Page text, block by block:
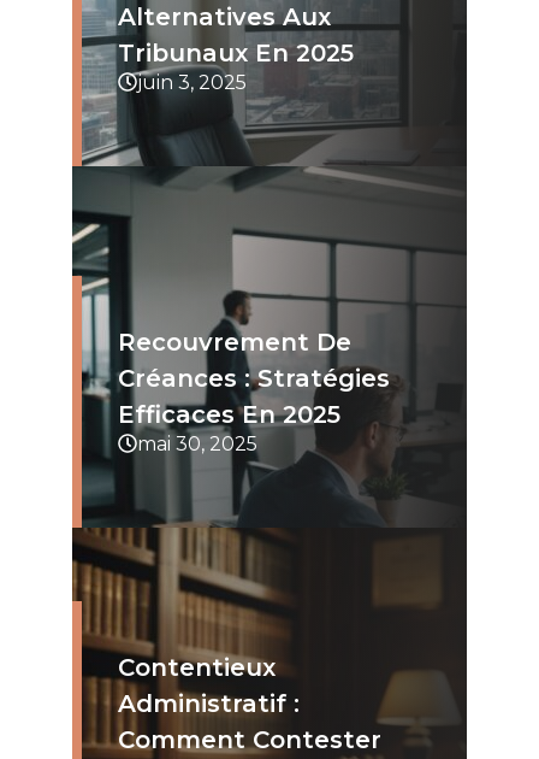
Alternatives Aux
Tribunaux En 2025
juin 3, 2025
Recouvrement De
Créances : Stratégies
Efficaces En 2025
mai 30, 2025
Contentieux
Administratif :
Comment Contester